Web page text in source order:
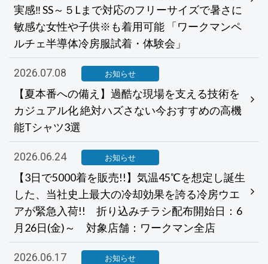
実感‼ SS～５Lまで対応のフリーサイズで暑さに
敏感な女性や子供※も着用可能 「ワークマンペ
ルチェ半導体冷房服試着・体験会」
2026.07.08 お知らせ
【夏本番への備え】過酷な現場を支える技術を
カジュアル化 絶対ハズさない今おすすめの高機
能Tシャツ3選
2026.06.24 お知らせ
【3日で5000着を販売!!】気温45℃を想定し誕生
した、当社史上最大の冷却効果を誇る冷房ウエ
アが緊急入荷!! 折り込みチラシ配布開始日：6
月26日(金)～ 対象店舗：ワークマン全店
2026.06.17 お知らせ